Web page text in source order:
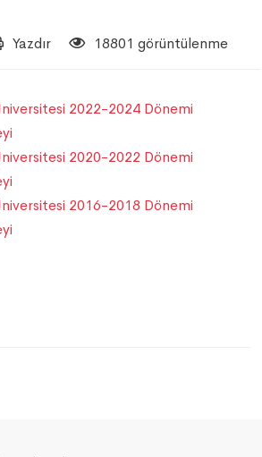
Yazdır 18801 görüntülenme
2022-2024 Dönemi
2020-2022 Dönemi
2016-2018 Dönemi